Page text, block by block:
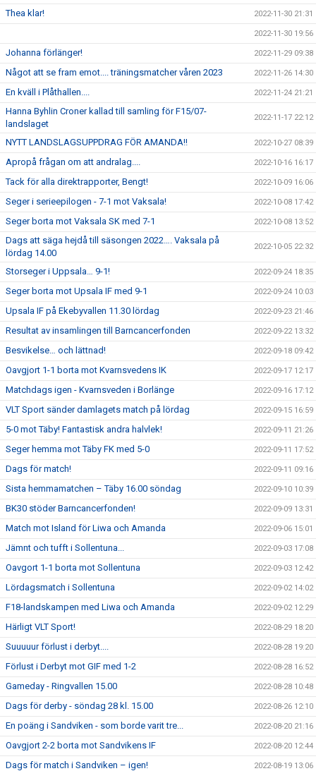
Thea klar! 2022-11-30 21:31
2022-11-30 19:56
Johanna förlänger! 2022-11-29 09:38
Något att se fram emot.... träningsmatcher våren 2023 2022-11-26 14:30
En kväll i Plåthallen.... 2022-11-24 21:21
Hanna Byhlin Croner kallad till samling för F15/07-
landslaget
2022-11-17 22:12
NYTT LANDSLAGSUPPDRAG FÖR AMANDA!! 2022-10-27 08:39
Apropå frågan om att andralag.... 2022-10-16 16:17
Tack för alla direktrapporter, Bengt! 2022-10-09 16:06
Seger i serieepilogen - 7-1 mot Vaksala! 2022-10-08 17:42
Seger borta mot Vaksala SK med 7-1 2022-10-08 13:52
Dags att säga hejdå till säsongen 2022…. Vaksala på
lördag 14.00
2022-10-05 22:32
Storseger i Uppsala… 9-1! 2022-09-24 18:35
Seger borta mot Upsala IF med 9-1 2022-09-24 10:03
Upsala IF på Ekebyvallen 11.30 lördag 2022-09-23 21:46
Resultat av insamlingen till Barncancerfonden 2022-09-22 13:32
Besvikelse… och lättnad! 2022-09-18 09:42
Oavgjort 1-1 borta mot Kvarnsvedens IK 2022-09-17 12:17
Matchdags igen - Kvarnsveden i Borlänge 2022-09-16 17:12
VLT Sport sänder damlagets match på lördag 2022-09-15 16:59
5-0 mot Täby! Fantastisk andra halvlek! 2022-09-11 21:26
Seger hemma mot Täby FK med 5-0 2022-09-11 17:52
Dags för match! 2022-09-11 09:16
Sista hemmamatchen – Täby 16.00 söndag 2022-09-10 10:39
BK30 stöder Barncancerfonden! 2022-09-09 13:31
Match mot Island för Liwa och Amanda 2022-09-06 15:01
Jämnt och tufft i Sollentuna... 2022-09-03 17:08
Oavgort 1-1 borta mot Sollentuna 2022-09-03 12:42
Lördagsmatch i Sollentuna 2022-09-02 14:02
F18-landskampen med Liwa och Amanda 2022-09-02 12:29
Härligt VLT Sport! 2022-08-29 18:20
Suuuuur förlust i derbyt.... 2022-08-28 19:20
Förlust i Derbyt mot GIF med 1-2 2022-08-28 16:52
Gameday - Ringvallen 15.00 2022-08-28 10:48
Dags för derby - söndag 28 kl. 15.00 2022-08-26 12:10
En poäng i Sandviken - som borde varit tre... 2022-08-20 21:16
Oavgjort 2-2 borta mot Sandvikens IF 2022-08-20 12:44
Dags för match i Sandviken – igen! 2022-08-19 13:06